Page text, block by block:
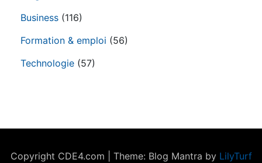
Business (116)
Formation & emploi (56)
Technologie (57)
Copyright CDE4.com Theme: Blog Mantra by LilyTurf